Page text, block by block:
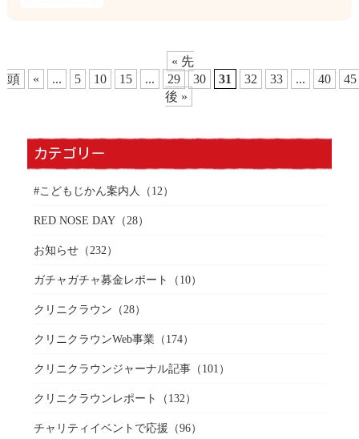
« 先
頭
« ... 5 10 15 ... 29 30 31 32 33 ... 40
45
後 »
カテゴリー
#こどもじかん案内人 （12）
RED NOSE DAY（28）
お知らせ（232）
ガチャガチャ募金レポート （10）
クリニクラウン （28）
クリニクラウンWeb事業（174）
クリニクラウンジャーナル記事（101）
クリニクラウンレポート （132）
チャリティイベントで応援 （96）